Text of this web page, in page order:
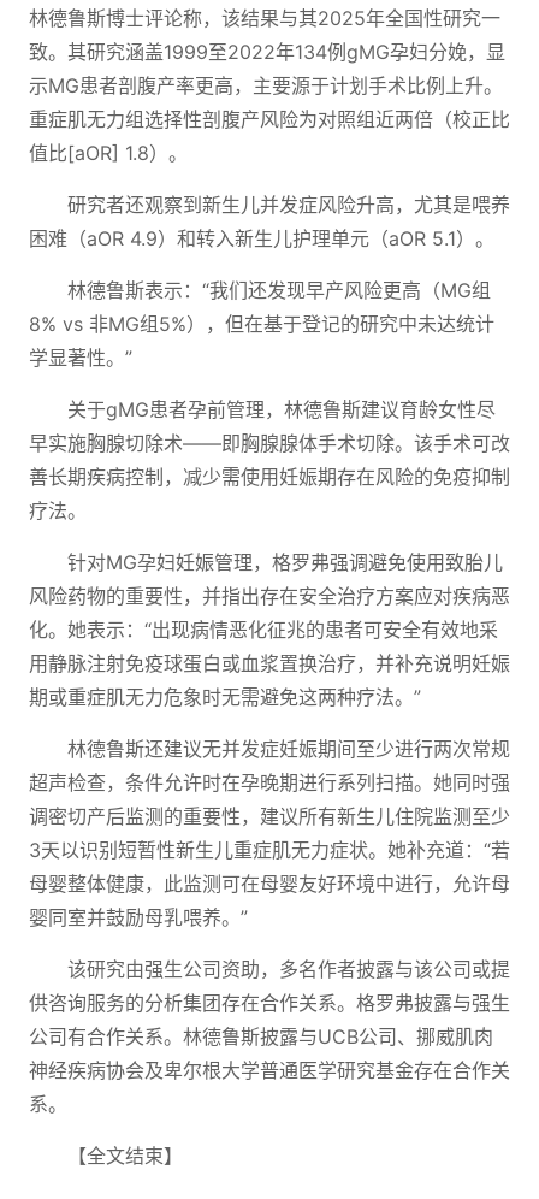
林德鲁斯博士评论称，该结果与其2025年全国性研究一
致。其研究涵盖1999至2022年134例gMG孕妇分娩，显
示MG患者剖腹产率更高，主要源于计划手术比例上升。
重症肌无力组选择性剖腹产风险为对照组近两倍（校正比
值比[aOR] 1.8）。
研究者还观察到新生儿并发症风险升高，尤其是喂养
困难（aOR 4.9）和转入新生儿护理单元（aOR 5.1）。
林德鲁斯表示：“我们还发现早产风险更高（MG组
8% vs 非MG组5%），但在基于登记的研究中未达统计
学显著性。”
关于gMG患者孕前管理，林德鲁斯建议育龄女性尽
早实施胸腺切除术——即胸腺腺体手术切除。该手术可改
善长期疾病控制，减少需使用妊娠期存在风险的免疫抑制
疗法。
针对MG孕妇妊娠管理，格罗弗强调避免使用致胎儿
风险药物的重要性，并指出存在安全治疗方案应对疾病恶
化。她表示：“出现病情恶化征兆的患者可安全有效地采
用静脉注射免疫球蛋白或血浆置换治疗，并补充说明妊娠
期或重症肌无力危象时无需避免这两种疗法。”
林德鲁斯还建议无并发症妊娠期间至少进行两次常规
超声检查，条件允许时在孕晚期进行系列扫描。她同时强
调密切产后监测的重要性，建议所有新生儿住院监测至少
3天以识别短暂性新生儿重症肌无力症状。她补充道：“若
母婴整体健康，此监测可在母婴友好环境中进行，允许母
婴同室并鼓励母乳喂养。”
该研究由强生公司资助，多名作者披露与该公司或提
供咨询服务的分析集团存在合作关系。格罗弗披露与强生
公司有合作关系。林德鲁斯披露与UCB公司、挪威肌肉
神经疾病协会及卑尔根大学普通医学研究基金存在合作关
系。
【全文结束】